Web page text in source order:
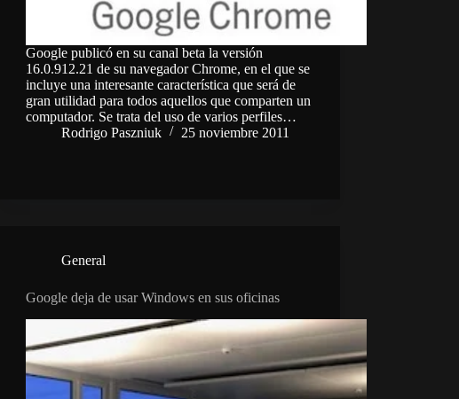
Google publicó en su canal beta la versión
16.0.912.21 de su navegador Chrome, en el que se
incluye una interesante característica que será de
gran utilidad para todos aquellos que comparten un
computador. Se trata del uso de varios perfiles…
Rodrigo Paszniuk
25 noviembre 2011
General
Google deja de usar Windows en sus oficinas